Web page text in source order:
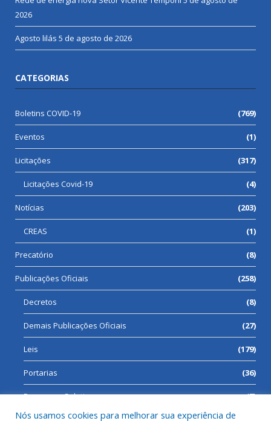
2026
Agosto lilás 5 de agosto de 2026
CATEGORIAS
Boletins COVID-19 (769)
Eventos (1)
Licitações (317)
Licitações Covid-19 (4)
Notícias (203)
CREAS (1)
Precatório (8)
Publicações Oficiais (258)
Decretos (8)
Demais Publicações Oficiais (27)
Leis (179)
Portarias (36)
Processos Seletivos (7)
Nós usamos cookies para melhorar sua experiência de